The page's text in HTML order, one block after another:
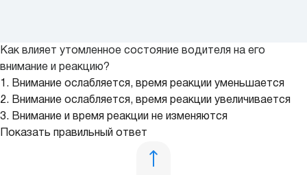
Как влияет утомленное состояние водителя на его
внимание и реакцию?
1. Внимание ослабляется, время реакции уменьшается
2. Внимание ослабляется, время реакции увеличивается
3. Внимание и время реакции не изменяются
Показать правильный ответ